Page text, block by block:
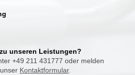
unseren Leistungen?
+49 211 431777 oder melden
Kontaktformular.